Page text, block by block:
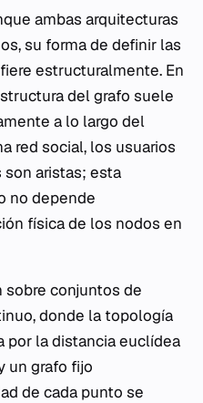
ambas arquitecturas
su forma de definir las
estructuralmente. En
del grafo suele
a lo largo del
red social, los usuarios
aristas; esta
no depende
física de los nodos en
sobre conjuntos de
donde la topología
por la distancia euclídea
un grafo fijo
de cada punto se